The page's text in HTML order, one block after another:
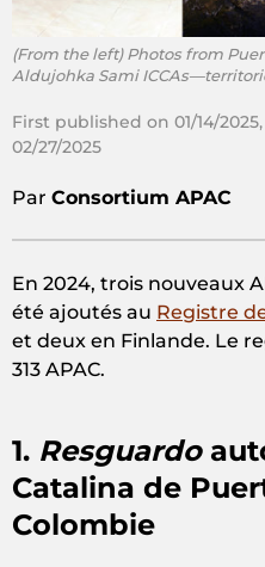
(From the left) Photos from
Aldujohka Sami
First published on 01/14/
02/27/2025
Par Consortium APAC
En 2024, trois nouveaux
été ajoutés au Registre
et deux en Finlande. Le
313 APAC.
1. Resguardo
Catalina de
Colombie